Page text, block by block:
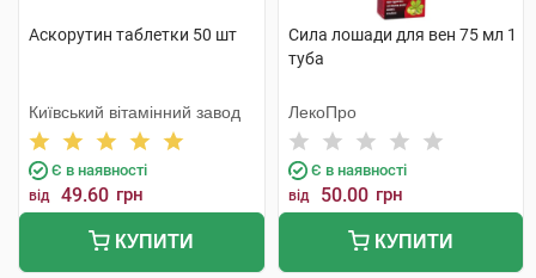
Аскорутин таблетки 50 шт
Київський вітамінний завод
Є в наявності
від 49.60 грн
КУПИТИ
Сила лошади для вен 75 мл 1
туба
ЛекоПро
Є в наявності
від 50.00 грн
КУПИТИ